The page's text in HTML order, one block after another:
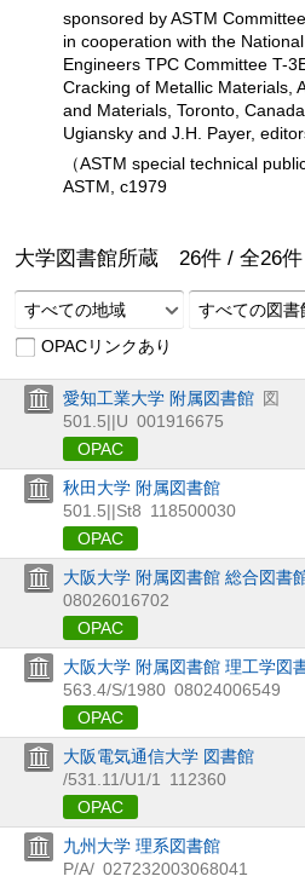
sponsored by ASTM
in cooperation with the
Engineers TPC Committee T-
Cracking of Metallic Materials,
and Materials, Toronto,
Ugiansky and J.H. Payer,
（ASTM special technical
ASTM, c1979
大学図書館所蔵 26件 / 全26件
すべての地域
すべての図書
OPACリンクあり
愛知工業大学 附属図書館 図
501.5||U 001916675
OPAC
秋田大学 附属図書館
501.5||St8 118500030
OPAC
大阪大学 附属図書館 総合図書
08026016702
OPAC
大阪大学 附属図書館 理工学図
563.4/S/1980 08024006549
OPAC
大阪電気通信大学 図書館
/531.11/U1/1
112360
OPAC
九州大学 理系図書館
P/A/ 027232003068041